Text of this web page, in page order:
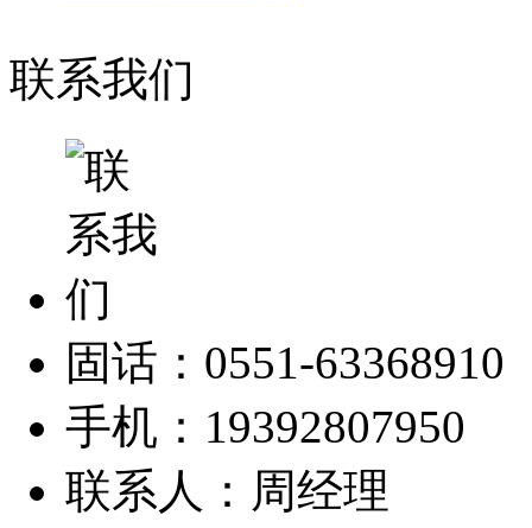
联系我们
固话：0551-63368910
手机：19392807950
联系人：周经理